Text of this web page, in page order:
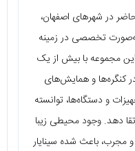
در شهرهای اصفهان،
تخصصی در زمینه
مجموعه با بیش از یک
کنگره‌ها و همایش‌های
و دستگاه‌ها، توانسته
دهد. وجود محیطی زیبا
مجرب، باعث شده سینایار